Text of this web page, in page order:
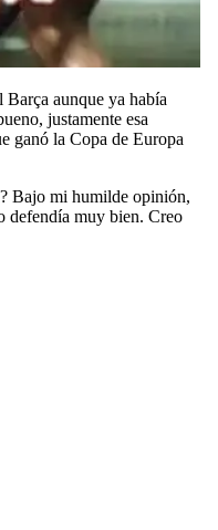
aunque ya había
justamente esa
ganó la Copa de Europa
Bajo mi humilde opinión,
defendía muy bien. Creo